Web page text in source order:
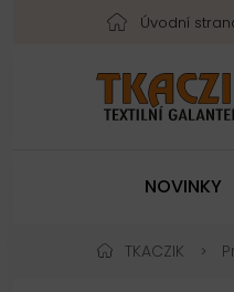
Úvodní
NOVINKY
TKACZIK